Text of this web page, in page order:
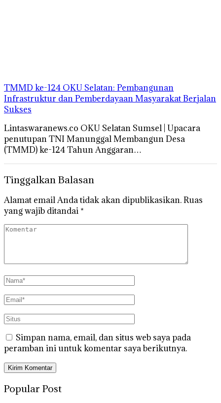
TMMD ke-124 OKU Selatan: Pembangunan
Infrastruktur dan Pemberdayaan Masyarakat Berjalan
Sukses
Lintaswaranews.co OKU Selatan Sumsel | Upacara
penutupan TNI Manunggal Membangun Desa
(TMMD) ke-124 Tahun Anggaran…
Tinggalkan Balasan
Alamat email Anda tidak akan dipublikasikan.Ruas
yang wajib ditandai *
Simpan nama, email, dan situs web saya pada
peramban ini untuk komentar saya berikutnya.
Popular Post